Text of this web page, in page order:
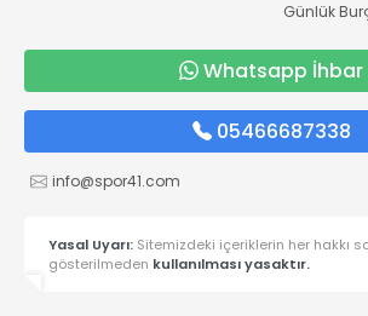
Günlük
Whatsapp İhbar
05466687338
info@spor41.com
Yasal Uyarı: Sitemizdeki içeriklerin her hakkı
gösterilmeden kullanılması yasaktır.